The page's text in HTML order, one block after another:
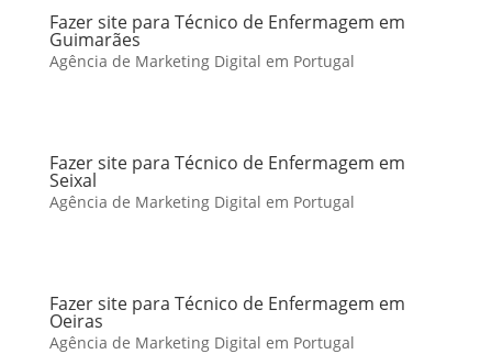
Fazer site para Técnico de Enfermagem em
Guimarães
Agência de Marketing Digital em Portugal
Fazer site para Técnico de Enfermagem em
Seixal
Agência de Marketing Digital em Portugal
Fazer site para Técnico de Enfermagem em
Oeiras
Agência de Marketing Digital em Portugal